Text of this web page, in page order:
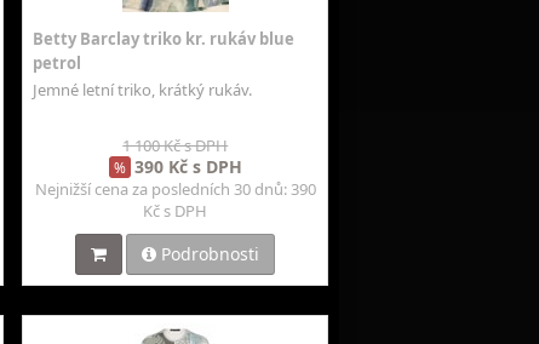
Betty Barclay triko kr. rukáv blue
petrol
Jemné letní triko, krátký rukáv.
1 100 Kč s DPH
% 390 Kč s DPH
Nejnižší cena za posledních 30 dnů: 390
Kč s DPH
Podrobnosti